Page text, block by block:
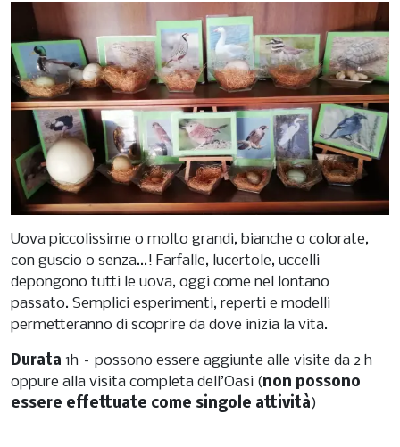
Uova piccolissime o molto grandi, bianche o colorate,
con guscio o senza...! Farfalle, lucertole, uccelli
depongono tutti le uova, oggi come nel lontano
passato. Semplici esperimenti, reperti e modelli
permetteranno di scoprire da dove inizia la vita.
Durata 1h – possono essere aggiunte alle visite da 2 h
oppure alla visita completa dell’Oasi (non possono
essere effettuate come singole attività)